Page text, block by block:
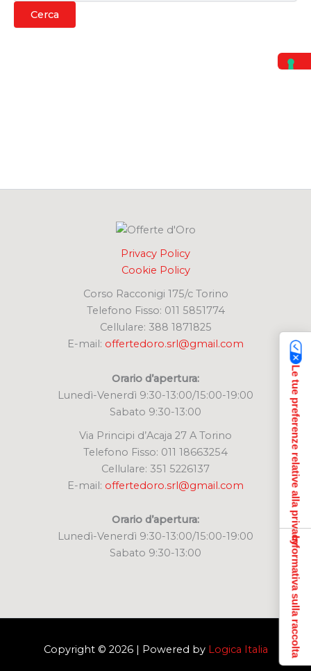
r
Cerca
Privacy Policy
Cookie Policy
Corso Racconigi 175/c Torino
Telefono Fisso: 011 5851774
Cellulare: 388 1871825
E-mail: offertedoro.srl@gmail.com
Orario d’apertura:
Lunedì-Venerdì 9:30-13:00/15:00-19:00
Sabato 9:30-13:00
Via Principi d’Acaja 27 A Torino
Telefono Fisso: 011 18663254
Cellulare: 351 5226137
E-mail: offertedoro.srl@gmail.com
Orario d’apertura:
Lunedì-Venerdì 9:30-13:00/15:00-19:00
Sabato 9:30-13:00
Copyright © 2026 | Powered by Logica Italia
Le tue preferenze relative alla privacy
Informativa sulla raccolta